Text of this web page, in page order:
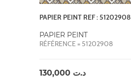
PAPIER PEINT REF : 51202908
PAPIER PEINT
RÉFÉRENCE = 51202908
د.ت